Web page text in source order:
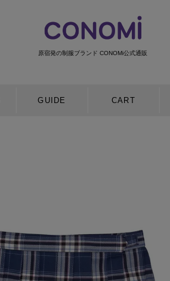
原宿発の制服ブランド CONOMi公式通販
GUIDE CART